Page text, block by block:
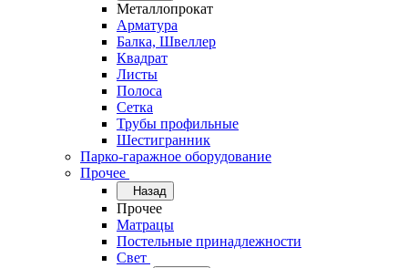
Металлопрокат
Арматура
Балка, Швеллер
Квадрат
Листы
Полоса
Сетка
Трубы профильные
Шестигранник
Парко-гаражное оборудование
Прочее
Назад
Прочее
Матрацы
Постельные принадлежности
Свет